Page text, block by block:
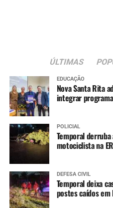
ÚLTIMAS
EDUCAÇÃO
Nova Santa Rita
integrar programa
POLICIAL
Temporal
motociclista na
DEFESA CIVIL
Temporal deixa
postes caídos em